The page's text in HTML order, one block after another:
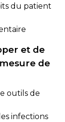
du patient
et de
de
outils de
infections